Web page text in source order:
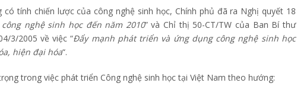
tính chiến lược của công nghệ sinh học, Chính phủ đã ra Nghị quyết 18
nghệ sinh học đến năm 2010” và Chỉ thị 50-CT/TW của Ban Bí thư
3/2005 về việc “Đẩy mạnh phát triển và ứng dụng công nghệ sinh học
hiện đại hóa“.
trong việc phát triển Công nghệ sinh học tại Việt Nam theo hướng: